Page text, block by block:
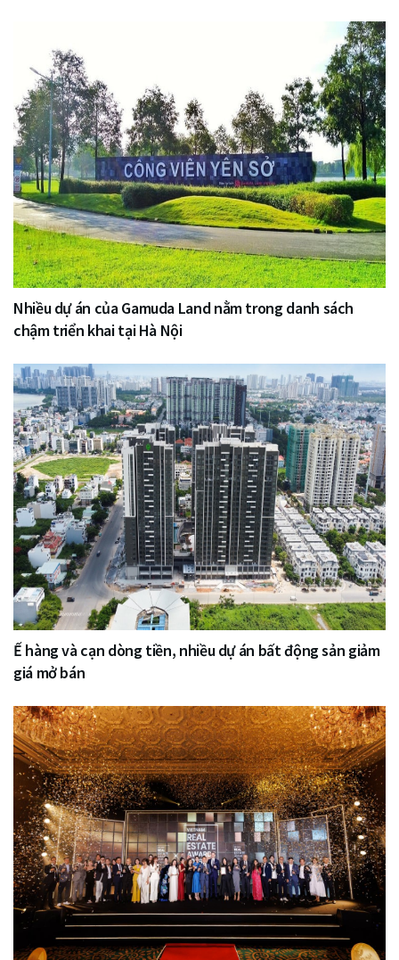
Nhiều dự án của Gamuda Land nằm trong danh sách
chậm triển khai tại Hà Nội
Ế hàng và cạn dòng tiền, nhiều dự án bất động sản giảm
giá mở bán